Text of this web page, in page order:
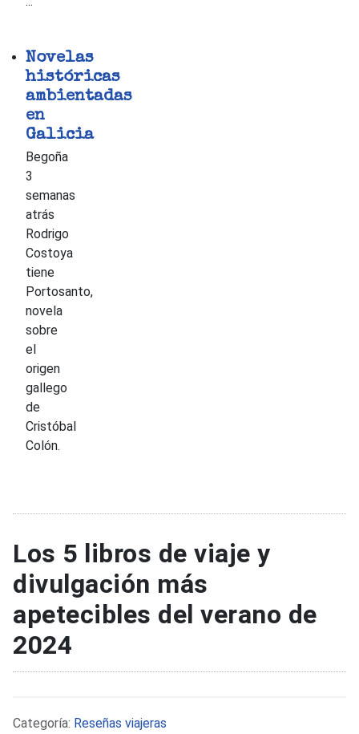
Los 5 libros de viaje y
divulgación más
apetecibles del verano de
2024
Detalles
Categoría: Reseñas viajeras
Novelas
históricas
ambientadas
en
Galicia
Begoña
3
semanas
atrás
Rodrigo
Costoya
tiene
Portosanto,
novela
sobre
el
origen
gallego
de
Cristóbal
Colón.